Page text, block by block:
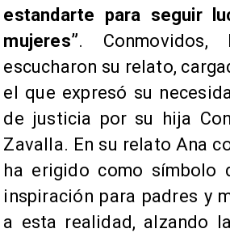
estandarte para seguir
mujeres”. Conmovidos,
escucharon su relato,
el que expresó su
de justicia por su hija
Zavalla. En su relato Ana
ha erigido como símbolo
inspiración para padres y
a esta realidad, alzando